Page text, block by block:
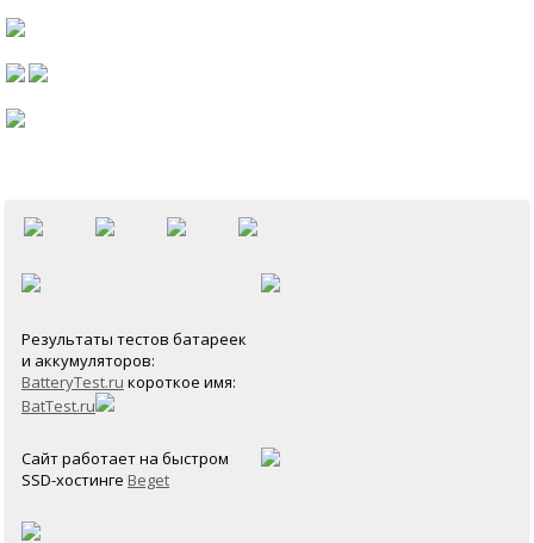
Результаты тестов батареек
и аккумуляторов:
BatteryTest.ru короткое имя:
BatTest.ru
Сайт работает на быстром
SSD-хостинге Beget